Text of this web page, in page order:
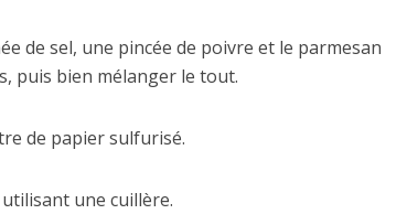
de sel, une pincée de poivre et le parmesan
puis bien mélanger le tout.
de papier sulfurisé.
une cuillère.